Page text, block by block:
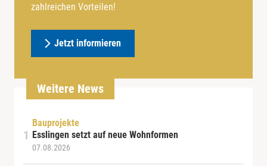
zahlreichen Vorteilen!
Jetzt informieren
Weitere News
Bauprojekte
Esslingen setzt auf neue Wohnformen
07.08.2026